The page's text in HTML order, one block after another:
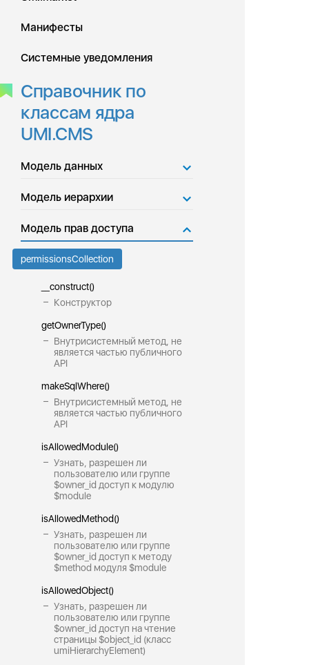
Манифесты
Системные уведомления
Справочник по
классам ядра
UMI.CMS
Модель данных
Модель иерархии
Модель прав доступа
permissionsCollection
__construct()
Конструктор
getOwnerType()
Внутрисистемный метод, не
является частью публичного
API
makeSqlWhere()
Внутрисистемный метод, не
является частью публичного
API
isAllowedModule()
Узнать, разрешен ли
пользователю или группе
$owner_id доступ к модулю
$module
isAllowedMethod()
Узнать, разрешен ли
пользователю или группе
$owner_id доступ к методу
$method модуля $module
isAllowedObject()
Узнать, разрешен ли
пользователю или группе
$owner_id доступ на чтение
страницы $object_id (класс
umiHierarchyElement)